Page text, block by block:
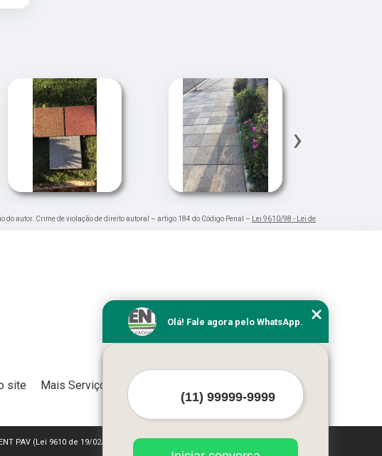
›
autor. Crime de violação de direito autoral – artigo 184 do Código Penal – Lei 9610/98 - Lei de
site Mais Serviços
PAV (Lei 9610 de 19/02/1998)
Olá! Fale agora pelo WhatsApp.